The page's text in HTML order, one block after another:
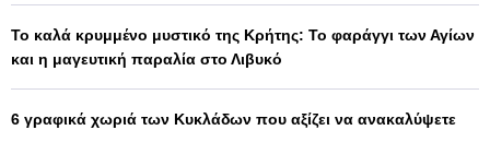
Το καλά κρυμμένο μυστικό της Κρήτης: Το φαράγγι των Αγίων
και η μαγευτική παραλία στο Λιβυκό
6 γραφικά χωριά των Κυκλάδων που αξίζει να ανακαλύψετε